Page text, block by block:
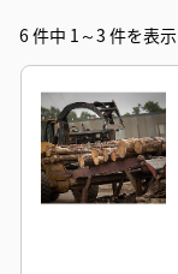
6 件中 1～3 件を表示